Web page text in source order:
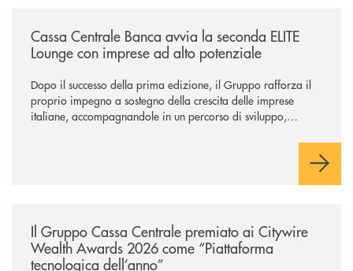
Cassa Centrale Banca avvia la seconda ELITE
Lounge con imprese ad alto potenziale
Dopo il successo della prima edizione, il Gruppo rafforza il
proprio impegno a sostegno della crescita delle imprese
italiane, accompagnandole in un percorso di sviluppo,
Il Gruppo Cassa Centrale premiato ai Citywire
Wealth Awards 2026 come “Piattaforma
tecnologica dell’anno”